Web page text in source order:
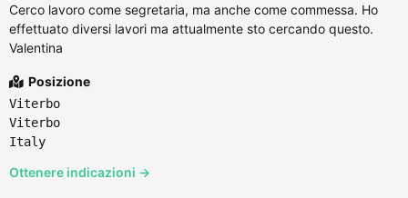
Cerco lavoro come segretaria, ma anche come commessa. Ho
effettuato diversi lavori ma attualmente sto cercando questo.
Valentina
Posizione
Viterbo
Viterbo
Italy
Ottenere indicazioni →